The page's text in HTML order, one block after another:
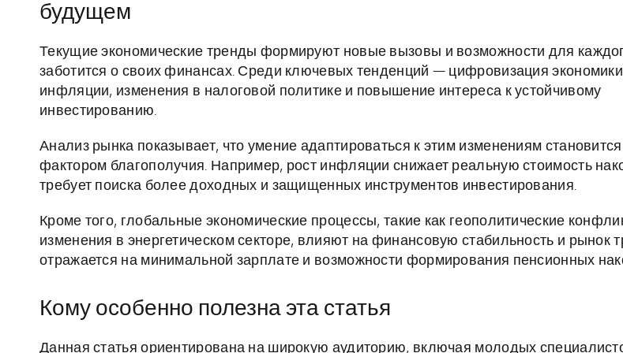
будущем
Текущие экономические тренды формируют новые вызовы и возможности для
заботится о своих финансах. Среди ключевых тенденций — цифровизация
инфляции, изменения в налоговой политике и повышение интереса к устойчивому
инвестированию.
Анализ рынка показывает, что умение адаптироваться к этим изменениям
фактором благополучия. Например, рост инфляции снижает реальную стоимость
требует поиска более доходных и защищенных инструментов инвестирования.
Кроме того, глобальные экономические процессы, такие как геополитические
изменения в энергетическом секторе, влияют на финансовую стабильность и рынок
отражается на минимальной зарплате и возможности формирования пенсионных
Кому особенно полезна эта статья
Данная статья ориентирована на широкую аудиторию, включая молодых